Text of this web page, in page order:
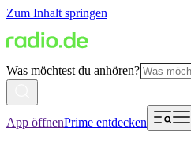
Zum Inhalt springen
Was möchtest du anhören?
App öffnenPrime entdecken